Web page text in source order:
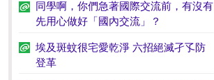
同學啊，你們急著國際交流前，有沒有
先用心做好「國內交流」？
埃及斑蚊很宅愛乾淨 六招絕滅孑孓防
登革